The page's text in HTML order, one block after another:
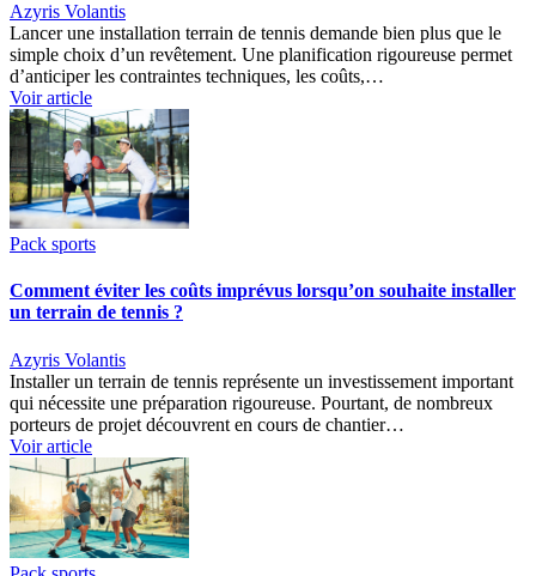
Azyris Volantis
Lancer une installation terrain de tennis demande bien plus que le
simple choix d’un revêtement. Une planification rigoureuse permet
d’anticiper les contraintes techniques, les coûts,…
Voir article
Pack sports
Comment éviter les coûts imprévus lorsqu’on souhaite installer
un terrain de tennis ?
Azyris Volantis
Installer un terrain de tennis représente un investissement important
qui nécessite une préparation rigoureuse. Pourtant, de nombreux
porteurs de projet découvrent en cours de chantier…
Voir article